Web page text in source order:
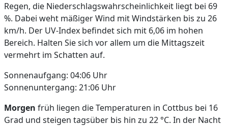
Regen, die Niederschlagswahrscheinlichkeit liegt bei 69
%. Dabei weht mäßiger Wind mit Windstärken bis zu 26
km/h. Der UV-Index befindet sich mit 6,06 im hohen
Bereich. Halten Sie sich vor allem um die Mittagszeit
vermehrt im Schatten auf.
Sonnenaufgang: 04:06 Uhr
Sonnenuntergang: 21:06 Uhr
Morgen früh liegen die Temperaturen in Cottbus bei 16
Grad und steigen tagsüber bis hin zu 22 °C. In der Nacht